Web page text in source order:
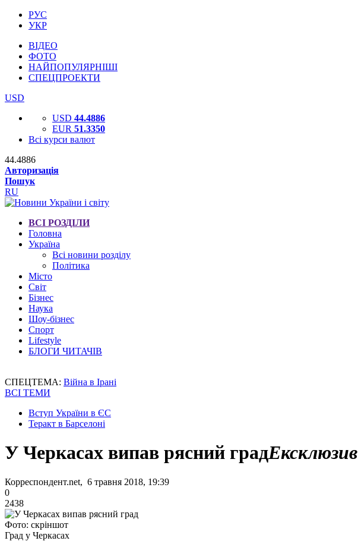
РУС
УКР
ВІДЕО
ФОТО
НАЙПОПУЛЯРНІШІ
СПЕЦПРОЕКТИ
USD
USD 44.4886
EUR 51.3350
Всі курси валют
44.4886
Авторизація
Пошук
RU
ВСІ РОЗДІЛИ
Головна
Україна
Всі новини розділу
Політика
Місто
Світ
Бізнес
Наука
Шоу-бізнес
Спорт
Lifestyle
БЛОГИ ЧИТАЧІВ
СПЕЦТЕМА: Війна в Ірані
ВСІ ТЕМИ
Вступ України в ЄС
Теракт в Барселоні
У Черкасах випав рясний градЕксклюзив
Корреспондент.net, 6 травня 2018, 19:39
0
2438
Фото: скріншот
Град у Черкасах